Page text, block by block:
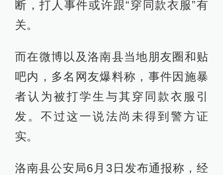
断，打人事件或许跟“穿同款衣服”有
关。
而在微博以及洛南县当地朋友圈和贴
吧内，多名网友爆料称，事件因施暴
者认为被打学生与其穿同款衣服引
发。不过这一说法尚未得到警方证
实。
洛南县公安局6月3日发布通报称，经